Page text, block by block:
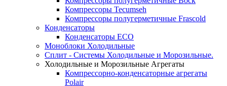
Компрессоры Tecumseh
Компрессоры полугерметичные Frascold
Конденсаторы
Конденсаторы ECO
Моноблоки Холодильные
Сплит - Системы Холодильные и Морозильные.
Холодильные и Морозильные Агрегаты
Компрессорно-конденсаторные агрегаты
Polair